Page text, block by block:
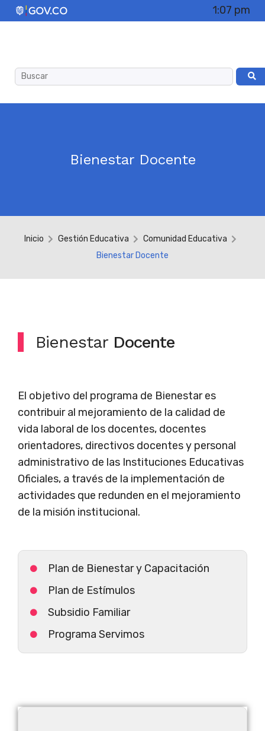
1:07 pm
Bienestar Docente
Inicio Gestión Educativa
Comunidad Educativa
Bienestar Docente
Bienestar Docente
El objetivo del programa de Bienestar es
contribuir al mejoramiento de la calidad de
vida laboral de los docentes, docentes
orientadores, directivos docentes y personal
administrativo de las Instituciones Educativas
Oficiales, a través de la implementación de
actividades que redunden en el mejoramiento
de la misión institucional.
Plan de Bienestar y Capacitación
Plan de Estímulos
Subsidio Familiar
Programa Servimos